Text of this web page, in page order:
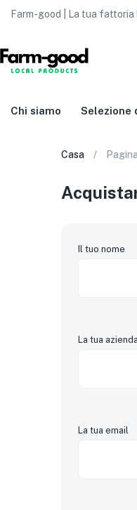
Farm-good | La tua
Chi siamo Selezione
Casa Pagina
Il tuo nome
La tua azienda
La tua email